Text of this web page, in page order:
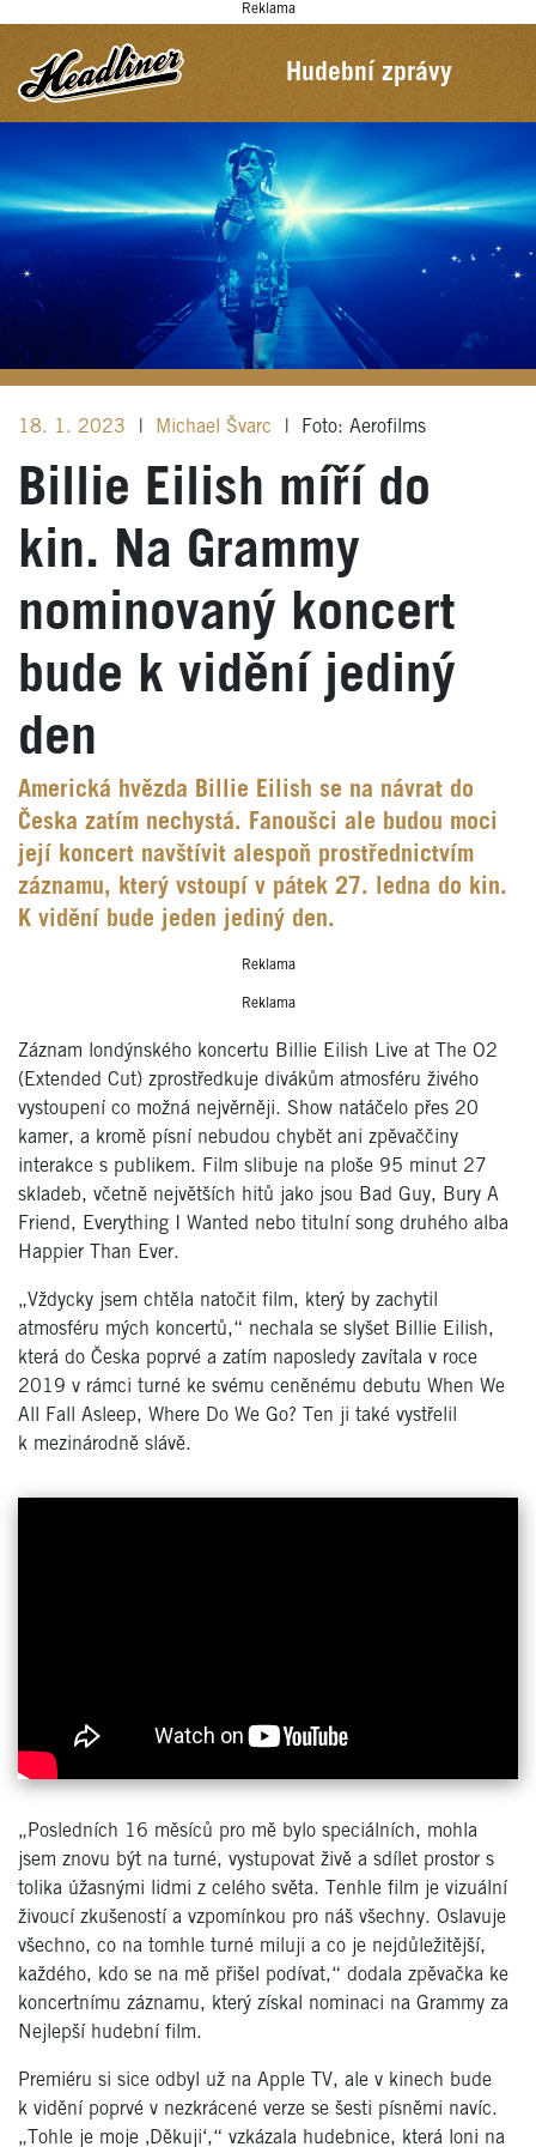
Reklama
Hudební zprávy
18. 1. 2023 Michael Švarc Foto: Aerofilms
Billie Eilish míří do
kin. Na Grammy
nominovaný koncert
bude k vidění jediný
den
Americká hvězda Billie Eilish se na návrat do
Česka zatím nechystá. Fanoušci ale budou moci
její koncert navštívit alespoň prostřednictvím
záznamu, který vstoupí v pátek 27. ledna do kin.
K vidění bude jeden jediný den.
Reklama
Reklama
Záznam londýnského koncertu Billie Eilish Live at The O2
(Extended Cut) zprostředkuje divákům atmosféru živého
vystoupení co možná nejvěrněji. Show natáčelo přes 20
kamer, a kromě písní nebudou chybět ani zpěvaččiny
interakce s publikem. Film slibuje na ploše 95 minut 27
skladeb, včetně největších hitů jako jsou Bad Guy, Bury A
Friend, Everything I Wanted nebo titulní song druhého alba
Happier Than Ever.
„Vždycky jsem chtěla natočit film, který by zachytil
atmosféru mých koncertů,“ nechala se slyšet Billie Eilish,
která do Česka poprvé a zatím naposledy zavítala v roce
2019 v rámci turné ke svému ceněnému debutu When We
All Fall Asleep, Where Do We Go? Ten ji také vystřelil
k mezinárodně slávě.
„Posledních 16 měsíců pro mě bylo speciálních, mohla
jsem znovu být na turné, vystupovat živě a sdílet prostor s
tolika úžasnými lidmi z celého světa. Tenhle film je vizuální
živoucí zkušeností a vzpomínkou pro náš všechny. Oslavuje
všechno, co na tomhle turné miluji a co je nejdůležitější,
každého, kdo se na mě přišel podívat,“ dodala zpěvačka ke
koncertnímu záznamu, který získal nominaci na Grammy za
Nejlepší hudební film.
Premiéru si sice odbyl už na Apple TV, ale v kinech bude
k vidění poprvé v nezkrácené verze se šesti písněmi navíc.
„Tohle je moje ‚Děkuji‘,“ vzkázala hudebnice, která loni na